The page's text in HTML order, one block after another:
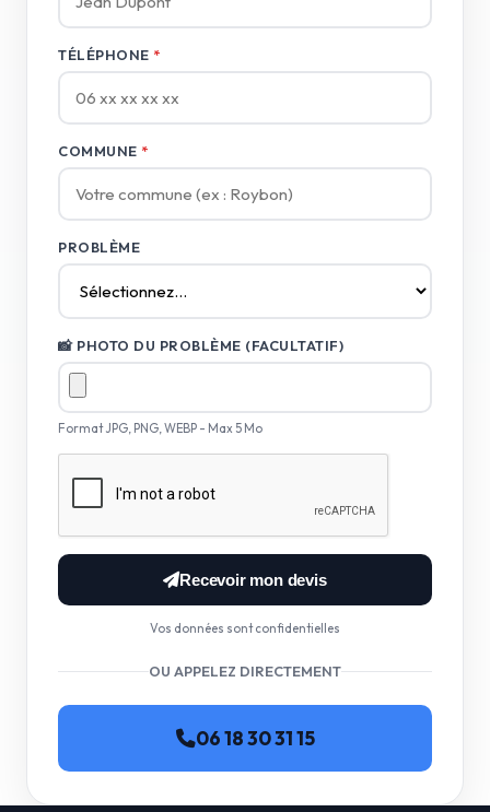
TÉLÉPHONE *
COMMUNE *
PROBLÈME
📸 PHOTO DU PROBLÈME (FACULTATIF)
Format JPG, PNG, WEBP - Max 5 Mo
Recevoir mon devis
Vos données sont confidentielles
OU APPELEZ DIRECTEMENT
06 18 30 31 15